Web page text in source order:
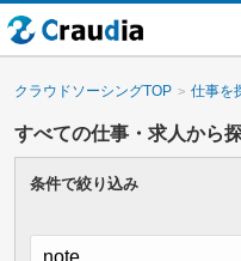
クラウドソーシングTOP 仕事を
すべての仕事・求人から
条件で絞り込み